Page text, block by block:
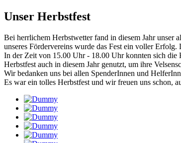
Unser Herbstfest
Bei herrlichem Herbstwetter fand in diesem Jahr unser
unseres Fördervereins wurde das Fest ein voller
In der Zeit von 15.00 Uhr - 18.00 Uhr konnten sich die
Herbstfest auch in diesem Jahr genutzt, um ihre
Wir bedanken uns bei allen SpenderInnen und
Es war ein tolles Herbstfest und wir freuen uns schon,